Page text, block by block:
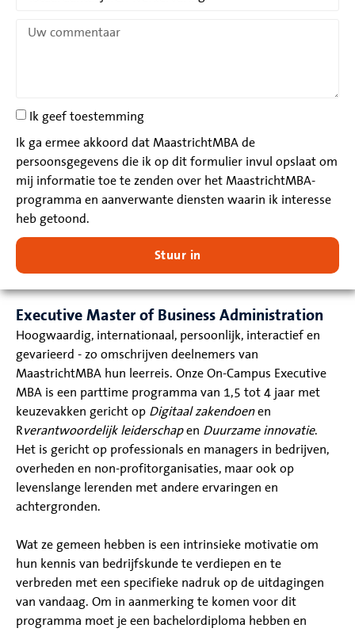
Ik geef toestemming
Ik ga ermee akkoord dat MaastrichtMBA de
persoonsgegevens die ik op dit formulier invul opslaat om
mij informatie toe te zenden over het MaastrichtMBA-
programma en aanverwante diensten waarin ik interesse
heb getoond.
Stuur in
Executive Master of Business Administration
Hoogwaardig, internationaal, persoonlijk, interactief en
gevarieerd - zo omschrijven deelnemers van
MaastrichtMBA hun leerreis. Onze On-Campus Executive
MBA is een parttime programma van 1,5 tot 4 jaar met
keuzevakken gericht op Digitaal zakendoenen
Rverantwoordelijk leiderschapen Duurzame innovatie.
Het is gericht op professionals en managers in bedrijven,
overheden en non-profitorganisaties, maar ook op
levenslange lerenden met andere ervaringen en
achtergronden.
Wat ze gemeen hebben is een intrinsieke motivatie om
hun kennis van bedrijfskunde te verdiepen en te
verbreden met een specifieke nadruk op de uitdagingen
van vandaag. Om in aanmerking te komen voor dit
programma moet je een bachelordiploma hebben en